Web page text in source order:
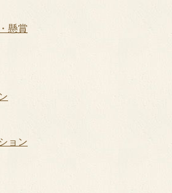
懸賞
ョン